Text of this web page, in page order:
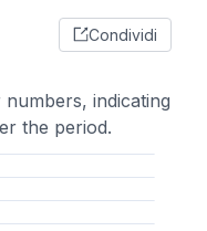
Condividi
indicating
the period.